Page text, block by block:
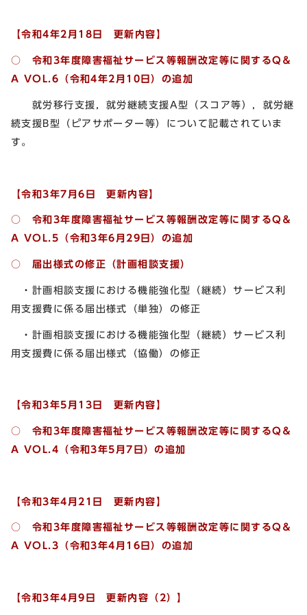
【令和4年2月18日 更新内容】
○ 令和3年度障害福祉サービス等報酬改定等に関するQ＆
A VOL.6 （令和4年2月10日）の追加
就労移行支援，就労継続支援A型（スコア等），就労継
続支援B型（ピアサポーター等）について記載されていま
す。
【令和3年7月6日 更新内容】
○ 令和3年度障害福祉サービス等報酬改定等に関するQ＆
A VOL.5 （令和3年6月29日）の追加
○ 届出様式の修正（計画相談支援）
・計画相談支援における機能強化型（継続）サービス利
用支援費に係る届出様式（単独）の修正
・計画相談支援における機能強化型（継続）サービス利
用支援費に係る届出様式（協働）の修正
【令和3年5月13日 更新内容】
○ 令和3年度障害福祉サービス等報酬改定等に関するQ＆
A VOL.4 （令和3年5月7日）の追加
【令和3年4月21日 更新内容】
○ 令和3年度障害福祉サービス等報酬改定等に関するQ＆
A VOL.3 （令和3年4月16日）の追加
【令和3年4月9日 更新内容（2）】